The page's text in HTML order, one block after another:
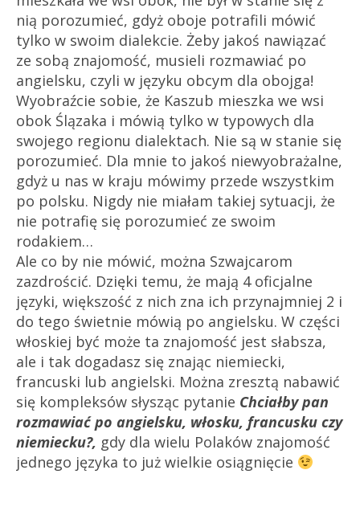
nią porozumieć, gdyż oboje potrafili mówić
tylko w swoim dialekcie. Żeby jakoś nawiązać
ze sobą znajomość, musieli rozmawiać po
angielsku, czyli w języku obcym dla obojga!
Wyobraźcie sobie, że Kaszub mieszka we wsi
obok Ślązaka i mówią tylko w typowych dla
swojego regionu dialektach. Nie są w stanie się
porozumieć. Dla mnie to jakoś niewyobrażalne,
gdyż u nas w kraju mówimy przede wszystkim
po polsku. Nigdy nie miałam takiej sytuacji, że
nie potrafię się porozumieć ze swoim
rodakiem…
Ale co by nie mówić, można Szwajcarom
zazdrościć. Dzięki temu, że mają 4 oficjalne
języki, większość z nich zna ich przynajmniej 2 i
do tego świetnie mówią po angielsku. W części
włoskiej być może ta znajomość jest słabsza,
ale i tak dogadasz się znając niemiecki,
francuski lub angielski. Można zresztą nabawić
się kompleksów słysząc pytanie Chciałby pan
rozmawiać po angielsku, włosku, francusku czy
niemiecku?, gdy dla wielu Polaków znajomość
jednego języka to już wielkie osiągnięcie